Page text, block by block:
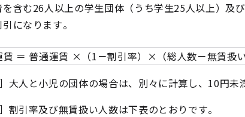
を含む26人以上の学生団体（うち学生25人以上）及
になります。
賃 ＝ 普通運賃 ×（1－割引率）×（総人数－無賃扱い
］大人と小児の団体の場合は、別々に計算し、10円未
］割引率及び無賃扱い人数は下表のとおりです。